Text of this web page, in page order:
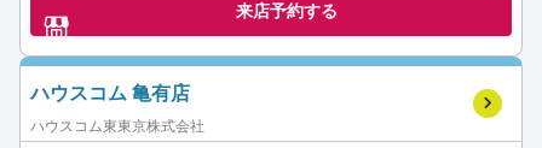
来店予約する
ハウスコム 亀有店
ハウスコム東東京株式会社